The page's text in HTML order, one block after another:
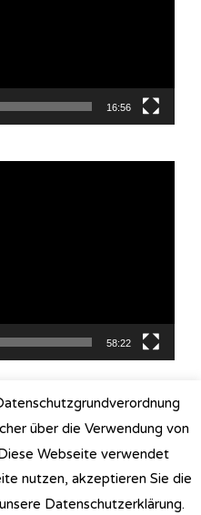
16:56
58:22
. Powered by
über die Verwendung von
Webseite verwendet
nutzen, akzeptieren Sie die
Datenschutzerklärung.